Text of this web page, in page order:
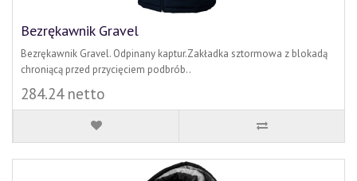
Bezrękawnik Gravel
Bezrękawnik Gravel. Odpinany kaptur.Zakładka sztormowa z blokadą
chroniącą przed przycięciem podbrób..
284.24 netto